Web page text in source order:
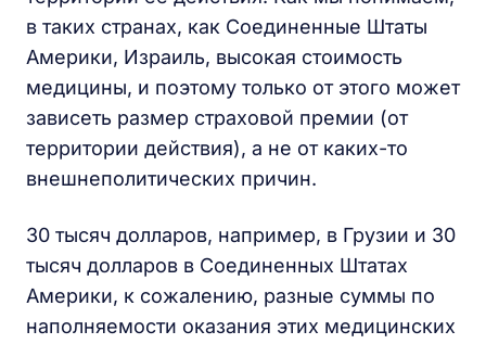
в таких странах, как Соединенные Штаты
Америки, Израиль, высокая стоимость
медицины, и поэтому только от этого может
зависеть размер страховой премии (от
территории действия), а не от каких-то
внешнеполитических причин.
30 тысяч долларов, например, в Грузии и 30
тысяч долларов в Соединенных Штатах
Америки, к сожалению, разные суммы по
наполняемости оказания этих медицинских